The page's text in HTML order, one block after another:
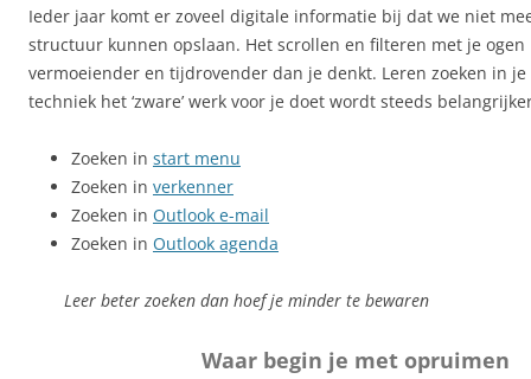
Ieder jaar komt er zoveel digitale informatie bij dat we niet
structuur kunnen opslaan. Het scrollen en filteren met je ogen
vermoeiender en tijdrovender dan je denkt. Leren zoeken in
techniek het ‘zware’ werk voor je doet wordt steeds
Zoeken in start menu
Zoeken in verkenner
Zoeken in Outlook e-mail
Zoeken in Outlook agenda
Leer beter zoeken dan hoef je minder te bewaren
Waar begin je met opruimen